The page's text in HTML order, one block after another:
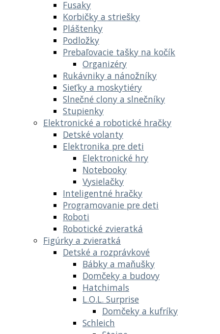
Fusaky
Korbičky a striešky
Pláštenky
Podložky
Prebaľovacie tašky na kočík
Organizéry
Rukávniky a nánožníky
Sieťky a moskytiéry
Slnečné clony a slnečníky
Stupienky
Elektronické a robotické hračky
Detské volanty
Elektronika pre deti
Elektronické hry
Notebooky
Vysielačky
Inteligentné hračky
Programovanie pre deti
Roboti
Robotické zvieratká
Figúrky a zvieratká
Detské a rozprávkové
Bábky a maňušky
Domčeky a budovy
Hatchimals
L.O.L. Surprise
Domčeky a kufríky
Schleich